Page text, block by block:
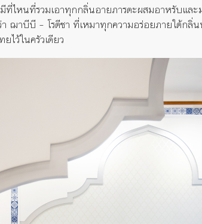
ไหนที่รวมเอาทุกกลิ่นอายภารตะผสมอาหรับและมุ
ฌาบีบี – โรตีชา ที่เหมาทุกความอร่อยภายใต้กลิ่น
ไว้ในครัวเดียว